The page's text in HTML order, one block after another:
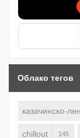
Облако тегов
казачинско-
chillout 145